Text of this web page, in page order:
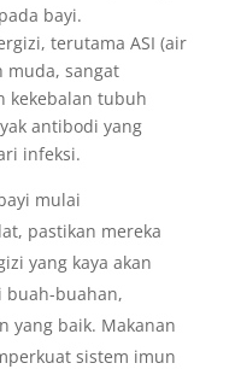
bayi.
terutama ASI (air
muda, sangat
kekebalan tubuh
antibodi yang
infeksi.
mulai
pastikan mereka
yang kaya akan
buahan,
yang baik. Makanan
sistem imun